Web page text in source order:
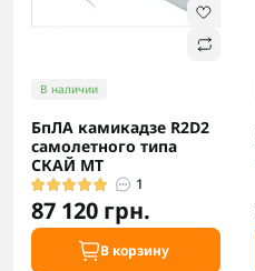
В наличии
БпЛА камикадзе R2D2
самолетного типа
СКАЙ МТ
1
87 120 грн.
В корзину